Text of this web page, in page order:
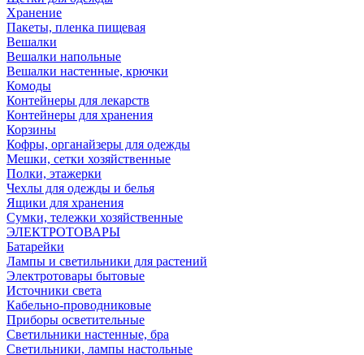
Хранение
Пакеты, пленка пищевая
Вешалки
Вешалки напольные
Вешалки настенные, крючки
Комоды
Контейнеры для лекарств
Контейнеры для хранения
Корзины
Кофры, органайзеры для одежды
Мешки, сетки хозяйственные
Полки, этажерки
Чехлы для одежды и белья
Ящики для хранения
Сумки, тележки хозяйственные
ЭЛЕКТРОТОВАРЫ
Батарейки
Лампы и светильники для растений
Электротовары бытовые
Источники света
Кабельно-проводниковые
Приборы осветительные
Светильники настенные, бра
Светильники, лампы настольные